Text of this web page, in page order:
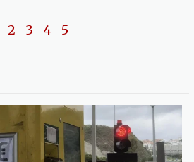
2 3 4 5